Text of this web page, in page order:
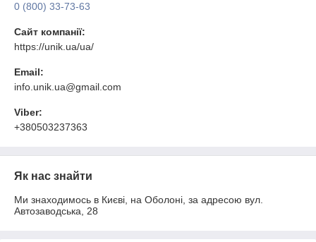
0 (800) 33-73-63
Сайт компанії:
https://unik.ua/ua/
Email:
info.unik.ua@gmail.com
Viber:
+380503237363
Як нас знайти
Ми знаходимось в Києві, на Оболоні, за адресою вул.
Автозаводська, 28